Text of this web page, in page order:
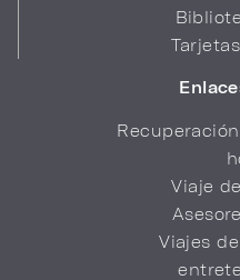
Viaje
Viajes